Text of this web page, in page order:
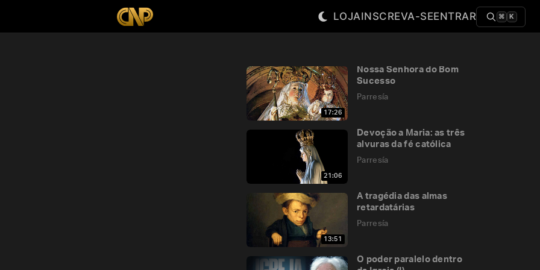
LOJAINSCREVA-SEENTRAR ⌘ K
17:26
Nossa Senhora do Bom
Sucesso
Parresía
21:06
Devoção a Maria: as três
alvuras da fé católica
Parresía
13:51
A tragédia das almas
retardatárias
Parresía
O poder paralelo dentro